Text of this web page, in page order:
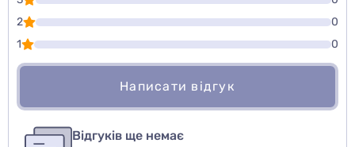
2
0
1
0
Написати відгук
авторизуйтесьили войдите
Відгуків ще немає